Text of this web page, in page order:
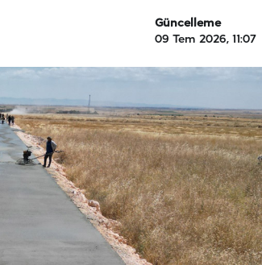
Güncelleme
09 Tem 2026, 11:07